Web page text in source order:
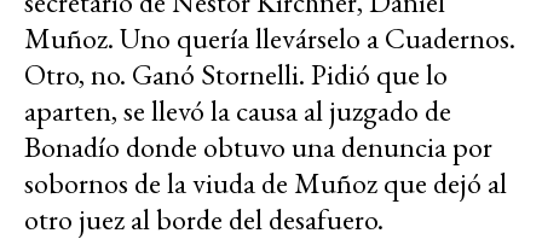
Muñoz. Uno quería llevárselo a Cuadernos.
Otro, no. Ganó Stornelli. Pidió que lo
aparten, se llevó la causa al juzgado de
Bonadío donde obtuvo una denuncia por
sobornos de la viuda de Muñoz que dejó al
otro juez al borde del desafuero.